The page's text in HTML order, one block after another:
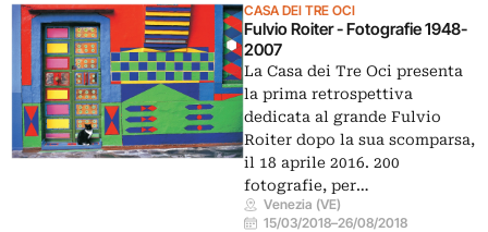
CASA DEI TRE OCI
Fulvio Roiter - Fotografie 1948-
2007
La Casa dei Tre Oci presenta
la prima retrospettiva
dedicata al grande Fulvio
Roiter dopo la sua scomparsa,
il 18 aprile 2016. 200
fotografie, per…
Venezia (VE)
15/03/2018–26/08/2018